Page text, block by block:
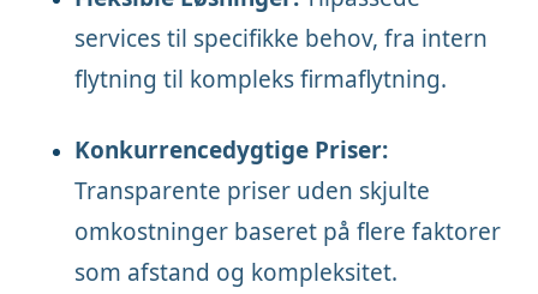
services til specifikke behov, fra intern
flytning til kompleks firmaflytning.
Konkurrencedygtige Priser:
Transparente priser uden skjulte
omkostninger baseret på flere faktorer
som afstand og kompleksitet.